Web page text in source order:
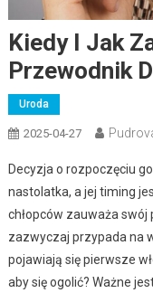
Kiedy I Jak
Przewodnik
Uroda
2025-04-27
Decyzja o rozpoczęciu
nastolatka, a jej timing
chłopców zauważa
zazwyczaj przypada na
pojawiają się pierwsze
aby się ogolić? Ważne